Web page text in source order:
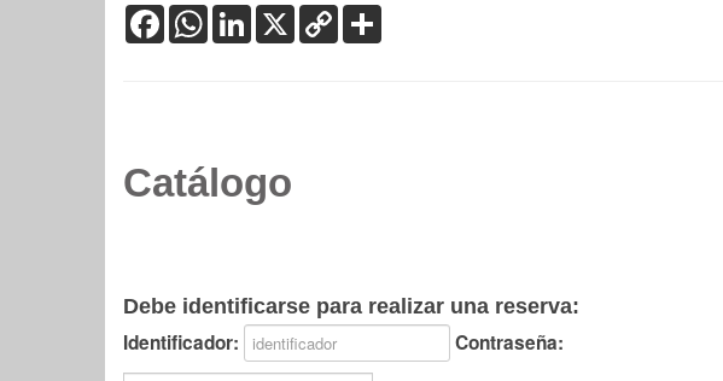
FacebookWhatsApp
LinkedIn
X Copy
Link
Catálogo
Debe identificarse para realizar una reserva:
Identificador: Contraseña: